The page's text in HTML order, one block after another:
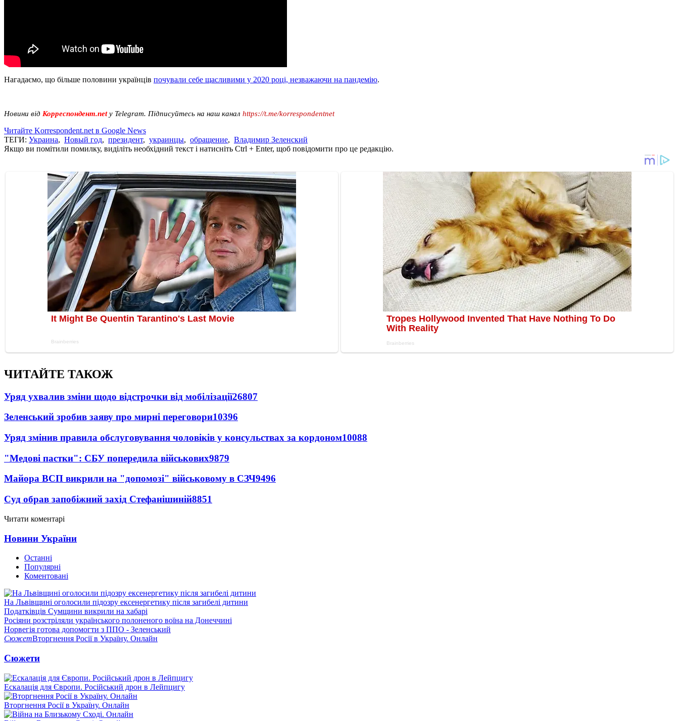
Нагадаємо, що більше половини українців почували себе щасливими у 2020 році, незважаючи на пандемію.
Новини від Корреспондент.netу Telegram. Підписуйтесь на наш канал https://t.me/korrespondentnet
Читайте Korrespondent.net в Google News
ТЕГИ: Украина, Новый год, президент, украинцы, обращение, Владимир Зеленский
Якщо ви помітили помилку, виділіть необхідний текст і натисніть Ctrl + Enter, щоб повідомити про це редакцію.
ЧИТАЙТЕ ТАКОЖ
Уряд ухвалив зміни щодо відстрочки від мобілізації26807
Зеленський зробив заяву про мирні переговори10396
Уряд змінив правила обслуговування чоловіків у консульствах за кордоном10088
"Медові пастки": СБУ попередила військових9879
Майора ВСП викрили на "допомозі" військовому в СЗЧ9496
Суд обрав запобіжний захід Стефанішиній8851
Читати коментарі
Новини України
Останні
Популярні
Коментовані
На Львівщині оголосили підозру ексенергетику після загибелі дитини
Податківців Сумщини викрили на хабарі
Росіяни розстріляли українського полоненого воїна на Донеччині
Норвегія готова допомогти з ППО - Зеленський
СюжетВторгнення Росії в Україну. Онлайн
Сюжети
Ескалація для Європи. Російський дрон в Лейпцигу
Вторгнення Росії в Україну. Онлайн